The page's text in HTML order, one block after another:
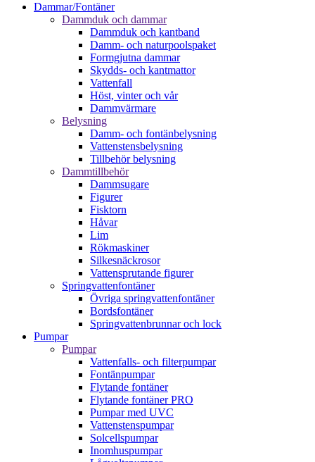
Dammar/Fontäner
Dammduk och dammar
Dammduk och kantband
Damm- och naturpoolspaket
Formgjutna dammar
Skydds- och kantmattor
Vattenfall
Höst, vinter och vår
Dammvärmare
Belysning
Damm- och fontänbelysning
Vattenstensbelysning
Tillbehör belysning
Dammtillbehör
Dammsugare
Figurer
Fisktorn
Håvar
Lim
Rökmaskiner
Silkesnäckrosor
Vattensprutande figurer
Springvattenfontäner
Övriga springvattenfontäner
Bordsfontäner
Springvattenbrunnar och lock
Pumpar
Pumpar
Vattenfalls- och filterpumpar
Fontänpumpar
Flytande fontäner
Flytande fontäner PRO
Pumpar med UVC
Vattenstenspumpar
Solcellspumpar
Inomhuspumpar